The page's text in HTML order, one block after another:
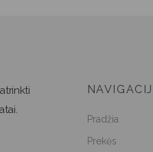
Pradžia
Prekės